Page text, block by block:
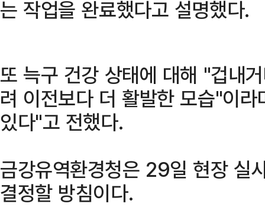
는 작업을 완료했다고 설명했다.
또 늑구 건강 상태에 대해 "겁내
려 이전보다 더 활발한 모습"이
있다"고 전했다.
금강유역환경청은 29일 현장 실
결정할 방침이다.